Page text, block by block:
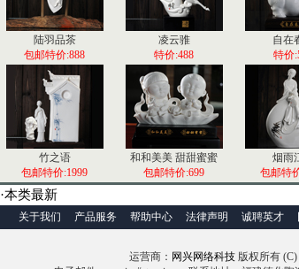
陆羽品茶
包邮特价:888
凌云骓
特价:488
自在
特价
竹之语
包邮特价:1999
和和美美 甜甜蜜蜜
包邮特价:699
烟雨
包邮特
·本类最新
关于我们 产品服务 帮助中心 法律声明 诚聘英才
运营商： 网兴网络科技 版权所有 (C)